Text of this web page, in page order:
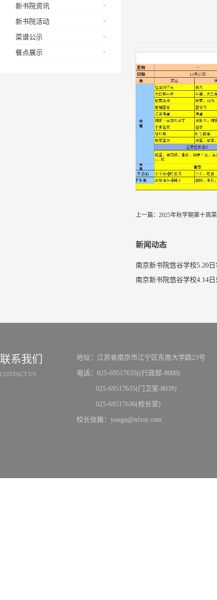
新书院资讯
新书院活动
菜谱公示
餐点展示
上一篇： 2025年秋学期第十周
新闻动态
南京新书院悠谷学校5.20
联系我们
CONTACT US
地址：江苏省南京市江宁区东南大学路23号
电话：025-69517635((行政部-8000)
025-69517635(门卫室-8039)
025-69517636(校长室)
校长信箱：yougu@nfxsy.com